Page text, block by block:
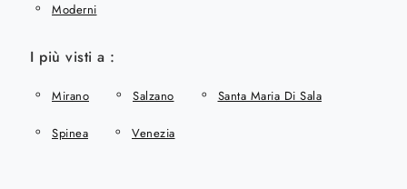
Moderni
I più visti a :
Mirano Salzano Santa Maria Di Sala
Spinea Venezia